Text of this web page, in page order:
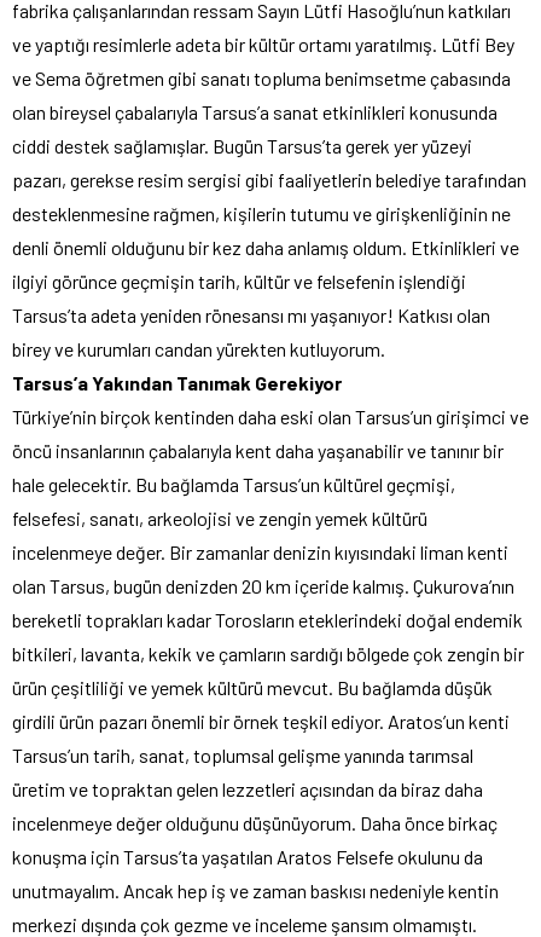
fabrika çalışanlarından ressam Sayın Lütfi Hasoğlu’nun katkıları
ve yaptığı resimlerle adeta bir kültür ortamı yaratılmış. Lütfi Bey
ve Sema öğretmen gibi sanatı topluma benimsetme çabasında
olan bireysel çabalarıyla Tarsus’a sanat etkinlikleri konusunda
ciddi destek sağlamışlar. Bugün Tarsus’ta gerek yer yüzeyi
pazarı, gerekse resim sergisi gibi faaliyetlerin belediye tarafından
desteklenmesine rağmen, kişilerin tutumu ve girişkenliğinin ne
denli önemli olduğunu bir kez daha anlamış oldum. Etkinlikleri ve
ilgiyi görünce geçmişin tarih, kültür ve felsefenin işlendiği
Tarsus’ta adeta yeniden rönesansı mı yaşanıyor! Katkısı olan
birey ve kurumları candan yürekten kutluyorum.
Tarsus’a Yakından Tanımak Gerekiyor
Türkiye’nin birçok kentinden daha eski olan Tarsus’un girişimci ve
öncü insanlarının çabalarıyla kent daha yaşanabilir ve tanınır bir
hale gelecektir. Bu bağlamda Tarsus’un kültürel geçmişi,
felsefesi, sanatı, arkeolojisi ve zengin yemek kültürü
incelenmeye değer. Bir zamanlar denizin kıyısındaki liman kenti
olan Tarsus, bugün denizden 20 km içeride kalmış. Çukurova’nın
bereketli toprakları kadar Torosların eteklerindeki doğal endemik
bitkileri, lavanta, kekik ve çamların sardığı bölgede çok zengin bir
ürün çeşitliliği ve yemek kültürü mevcut. Bu bağlamda düşük
girdili ürün pazarı önemli bir örnek teşkil ediyor. Aratos’un kenti
Tarsus’un tarih, sanat, toplumsal gelişme yanında tarımsal
üretim ve topraktan gelen lezzetleri açısından da biraz daha
incelenmeye değer olduğunu düşünüyorum. Daha önce birkaç
konuşma için Tarsus’ta yaşatılan Aratos Felsefe okulunu da
unutmayalım. Ancak hep iş ve zaman baskısı nedeniyle kentin
merkezi dışında çok gezme ve inceleme şansım olmamıştı.